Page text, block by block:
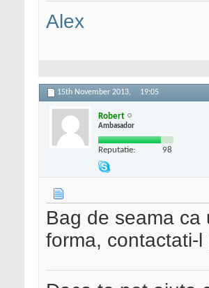
Alex
15th November 2013, 19:05
Robert
Ambasador
Reputatie: 98
Bag de seama ca
forma, contactati-